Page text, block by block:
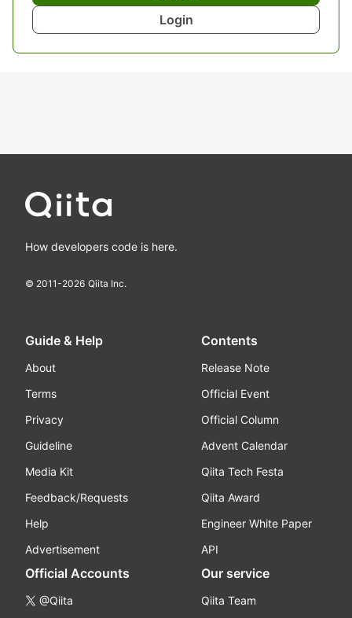
Login
How developers code is here.
© 2011-2026 Qiita Inc.
Guide & Help
About
Terms
Privacy
Guideline
Media Kit
Feedback/Requests
Help
Advertisement
Contents
Release Note
Official Event
Official Column
Advent Calendar
Qiita Tech Festa
Qiita Award
Engineer White Paper
API
Official Accounts
@Qiita
Our service
Qiita Team